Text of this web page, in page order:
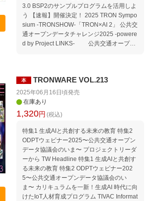
3.0 BSP2のサンプルプログラムを活用しよ
う 【速報】開催決定！ 2025 TRON Sympo
sium -TRONSHOW-「TRON×AI 2」 公共交
通オープンデータチャレンジ2025 -powere
d by Project LINKS- 公共交通オープン
ル 2025年8月〜11月 Welcome to TRON Fo
rum ＆ Ubiquitous ID Center Association fo
r Open Data of Public Transportation Move
ment｜TRONから見たコンピュータ業界の
動向 Media｜TRONに関する報道 TIVAC Inf
ormation 編集後記 本誌「記事ucode」の使
い方／読者アンケートのお願い
本 TRONWARE VOL.213
2025年06月16日頃発売
在庫あり
1,320円 (税込)
特集1 生成AIと共創する未来の教育 特集2
ODPTウェビナー2025〜公共交通オープン
データ協議会のいま〜 プロジェクトリーダ
ーから TW Headline 特集1 生成AIと共創す
る未来の教育 特集2 ODPTウェビナー202
5〜公共交通オープンデータ協議会のい
ま〜 カリキュラムを一新！生成AI 時代に向
けたIoT人材育成プログラム TIVAC Informat